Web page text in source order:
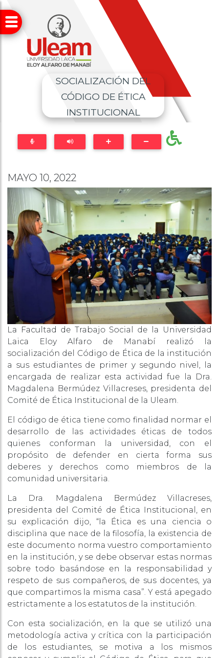
SOCIALIZACIÓN DEL
CÓDIGO DE ÉTICA
INSTITUCIONAL
MAYO 10, 2022
La Facultad de Trabajo Social de la Universidad
Laica Eloy Alfaro de Manabí realizó la
socialización del Código de Ética de la institución
a sus estudiantes de primer y segundo nivel, la
encargada de realizar esta actividad fue la Dra.
Magdalena Bermúdez Villacreses, presidenta del
Comité de Ética Institucional de la Uleam.
El código de ética tiene como finalidad normar el
desarrollo de las actividades éticas de todos
quienes conforman la universidad, con el
propósito de defender en cierta forma sus
deberes y derechos como miembros de la
comunidad universitaria.
La Dra. Magdalena Bermúdez Villacreses,
presidenta del Comité de Ética Institucional, en
su explicación dijo, “la Ética es una ciencia o
disciplina que nace de la filosofía, la existencia de
este documento norma vuestro comportamiento
en la institución, y se debe observar estas normas
sobre todo basándose en la responsabilidad y
respeto de sus compañeros, de sus docentes, ya
que compartimos la misma casa”. Y está apegado
estrictamente a los estatutos de la institución.
Con esta socialización, en la que se utilizó una
metodología activa y crítica con la participación
de los estudiantes, se motiva a los mismos